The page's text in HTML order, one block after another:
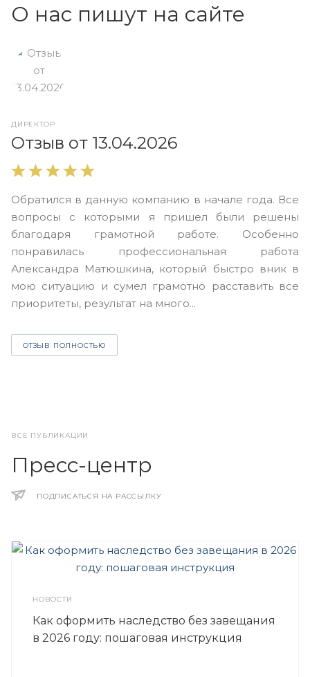
О нас пишут на сайте
ДИРЕКТОР
Отзыв от 13.04.2026
Обратился в данную компанию в начале года. Все
вопросы с которыми я пришел были решены
благодаря грамотной работе. Особенно
понравилась профессиональная работа
Александра Матюшкина, который быстро вник в
мою ситуацию и сумел грамотно расставить все
приоритеты, результат на много...
ОТЗЫВ ПОЛНОСТЬЮ
ВСЕ ПУБЛИКАЦИИ
Пресс-центр
ПОДПИСАТЬСЯ НА РАССЫЛКУ
НОВОСТИ
Как оформить наследство без завещания
в 2026 году: пошаговая инструкция